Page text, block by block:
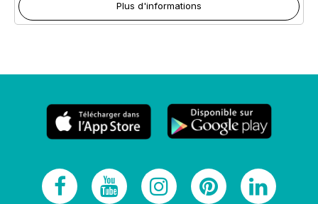
Plus d'informations